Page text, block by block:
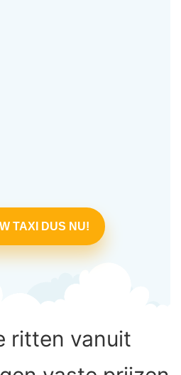
TAXI DUS NU!
ritten vanuit